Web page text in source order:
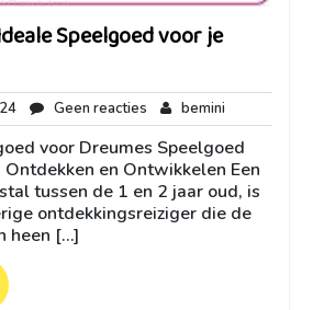
Speelgoed voor je
29
oktober
2024
Geen reacties Geen
reacties
bemini
voor Dreumes Speelgoed
en Ontwikkelen Een
tussen de 1 en 2 jaar oud, is
ontdekkingsreiziger die de
heen […]